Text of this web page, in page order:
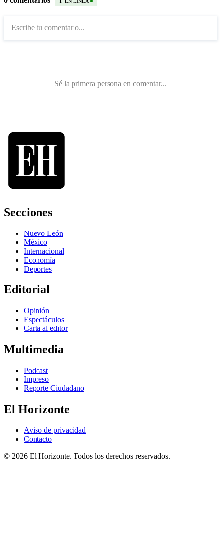
Secciones
Nuevo León
México
Internacional
Economía
Deportes
Editorial
Opinión
Espectáculos
Carta al editor
Multimedia
Podcast
Impreso
Reporte Ciudadano
El Horizonte
Aviso de privacidad
Contacto
© 2026 El Horizonte. Todos los derechos reservados.